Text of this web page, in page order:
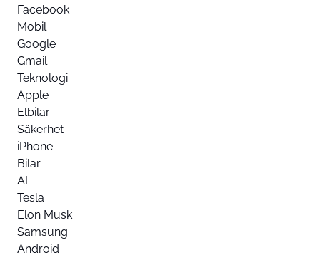
Facebook
Mobil
Google
Gmail
Teknologi
Apple
Elbilar
Säkerhet
iPhone
Bilar
AI
Tesla
Elon Musk
Samsung
Android